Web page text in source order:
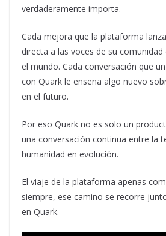
verdaderamente importa.
Cada mejora que la plataforma
directa a las voces de su
el mundo. Cada conversación que
con Quark le enseña algo nuevo
en el futuro.
Por eso Quark no es solo un
una conversación continua entre la
humanidad en evolución.
El viaje de la plataforma apenas
siempre, ese camino se recorre
en Quark.